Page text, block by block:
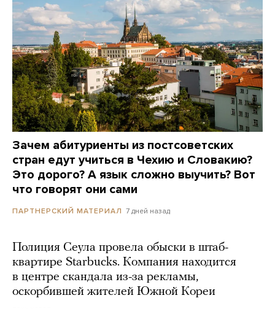
Зачем абитуриенты из постсоветских
стран едут учиться в Чехию и Словакию?
Это дорого? А язык сложно выучить? Вот
что говорят они сами
ПАРТНЕРСКИЙ МАТЕРИАЛ 7 дней назад
Полиция Сеула провела обыски в штаб-
квартире Starbucks. Компания находится
в центре скандала из-за рекламы,
оскорбившей жителей Южной Кореи